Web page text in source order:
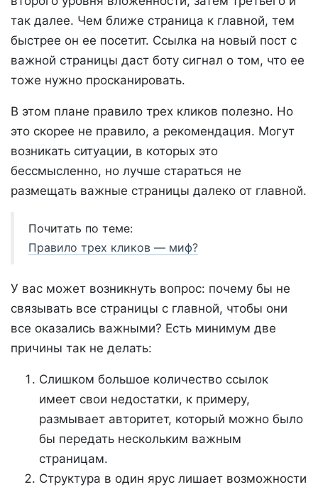
так далее. Чем ближе страница к главной, тем
быстрее он ее посетит. Ссылка на новый пост с
важной страницы даст боту сигнал о том, что ее
тоже нужно просканировать.
В этом плане правило трех кликов полезно. Но
это скорее не правило, а рекомендация. Могут
возникать ситуации, в которых это
бессмысленно, но лучше стараться не
размещать важные страницы далеко от главной.
Почитать по теме:
Правило трех кликов — миф?
У вас может возникнуть вопрос: почему бы не
связывать все страницы с главной, чтобы они
все оказались важными? Есть минимум две
причины так не делать:
Слишком большое количество ссылок
имеет свои недостатки, к примеру,
размывает авторитет, который можно было
бы передать нескольким важным
страницам.
Структура в один ярус лишает возможности